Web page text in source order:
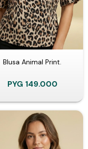
Blusa Animal Print.
PYG 149.000